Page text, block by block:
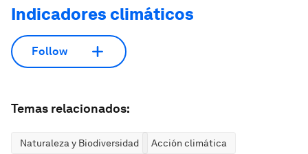
Indicadores climáticos
Follow
Temas relacionados:
Naturaleza y Biodiversidad Acción climática